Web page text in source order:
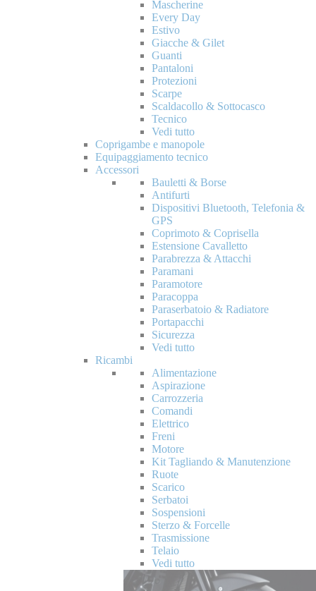
Mascherine
Every Day
Estivo
Giacche & Gilet
Guanti
Pantaloni
Protezioni
Scarpe
Scaldacollo & Sottocasco
Tecnico
Vedi tutto
Coprigambe e manopole
Equipaggiamento tecnico
Accessori
Bauletti & Borse
Antifurti
Dispositivi Bluetooth, Telefonia &
GPS
Coprimoto & Coprisella
Estensione Cavalletto
Parabrezza & Attacchi
Paramani
Paramotore
Paracoppa
Paraserbatoio & Radiatore
Portapacchi
Sicurezza
Vedi tutto
Ricambi
Alimentazione
Aspirazione
Carrozzeria
Comandi
Elettrico
Freni
Motore
Kit Tagliando & Manutenzione
Ruote
Scarico
Serbatoi
Sospensioni
Sterzo & Forcelle
Trasmissione
Telaio
Vedi tutto